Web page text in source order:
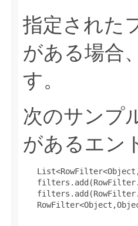
指定された
がある場合
す。
次のサンプ
があるエン